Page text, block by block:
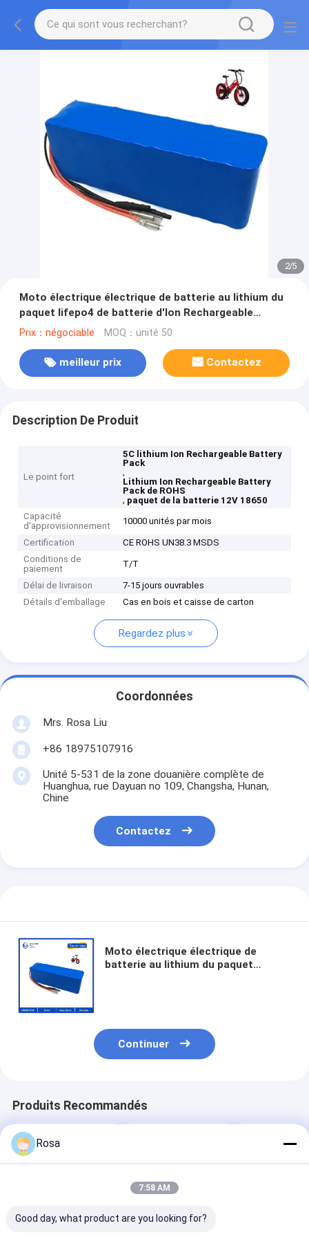
2/5
Moto électrique électrique de batterie au lithium du
paquet lifepo4 de batterie d'Ion Rechargeable
Battery Pack 12V 18650 de lithium de vélo
Prix：négociable MOQ：unité 50
meilleur prix Contactez
Description De Produit
Le point fort
5C lithium Ion Rechargeable Battery
Pack
,
Lithium Ion Rechargeable Battery
Pack de ROHS
, paquet de la batterie 12V 18650
Capacité
d'approvisionnement
10000 unités par mois
Certification
CE ROHS UN38.3 MSDS
Conditions de
paiement
T/T
Délai de livraison
7-15 jours ouvrables
Détails d'emballage
Cas en bois et caisse de carton
Regardez plus
Coordonnées
Mrs. Rosa Liu
+86 18975107916
Unité 5-531 de la zone douanière complète de
Huanghua, rue Dayuan no 109, Changsha, Hunan,
Chine
Contactez
Moto électrique électrique de
batterie au lithium du paquet
Continuer
Produits Recommandés
Rosa
7:58 AM
Good day, what product are you looking for?